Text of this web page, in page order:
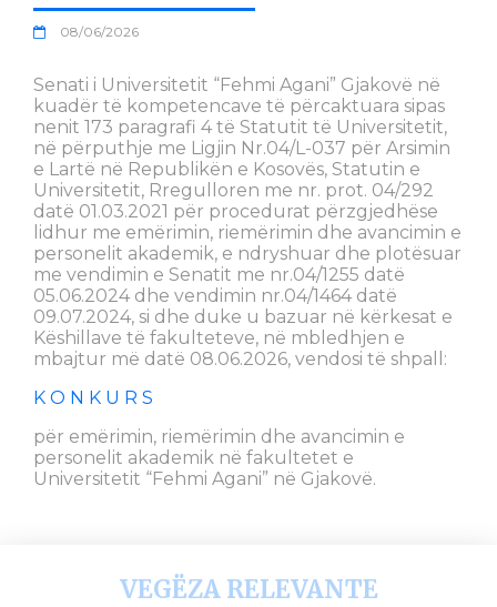
08/06/2026
Senati i Universitetit “Fehmi Agani” Gjakovë në
kuadër të kompetencave të përcaktuara sipas
nenit 173 paragrafi 4 të Statutit të Universitetit,
në përputhje me Ligjin Nr.04/L-037 për Arsimin
e Lartë në Republikën e Kosovës, Statutin e
Universitetit, Rregulloren me nr. prot. 04/292
datë 01.03.2021 për procedurat përzgjedhëse
lidhur me emërimin, riemërimin dhe avancimin e
personelit akademik, e ndryshuar dhe plotësuar
me vendimin e Senatit me nr.04/1255 datë
05.06.2024 dhe vendimin nr.04/1464 datë
09.07.2024, si dhe duke u bazuar në kërkesat e
Këshillave të fakulteteve, në mbledhjen e
mbajtur më datë 08.06.2026, vendosi të shpall:
K O N K U R S
për emërimin, riemërimin dhe avancimin e
personelit akademik në fakultetet e
Universitetit “Fehmi Agani” në Gjakovë.
VEGËZA RELEVANTE